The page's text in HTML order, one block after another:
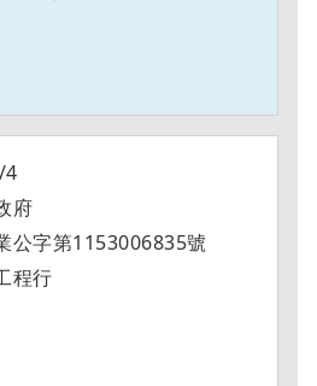
4
府
公字第1153006835號
程行